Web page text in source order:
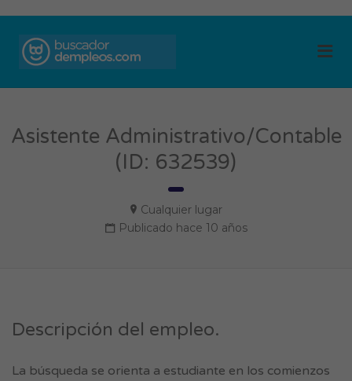
Asistente Administrativo/Contable
(ID: 632539)
Cualquier lugar
Publicado hace 10 años
Descripción del empleo.
La búsqueda se orienta a estudiante en los comienzos